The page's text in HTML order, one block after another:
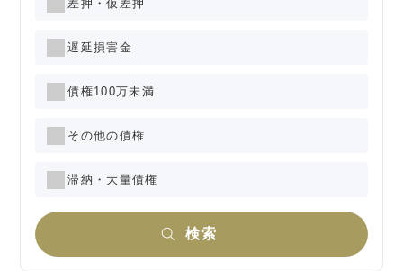
差押・仮差押
遅延損害金
債権100万未満
その他の債権
滞納・大量債権
検索